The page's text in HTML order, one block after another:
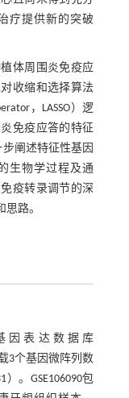
疗提供新的突破
体周围炎免疫应
收缩和选择算法
，LASSO）逻
免疫应答的特征
步阐述特征性基因
生物学过程及通
疫转录调节的深
路。
因表达数据库
3个基因微阵列数
）。GSE106090包